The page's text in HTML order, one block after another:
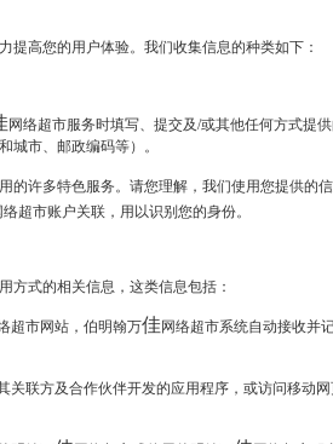
提高您的用户体验。我们收集信息的种类如下：
网络超市服务时填写、提交及/或其他任何方式提
城市、邮政编码等）。
的许多特色服务。请您理解，我们使用您提供的
络超市账户关联，用以识别您的身份。
方式的相关信息，这类信息包括：
超市网站，伯明翰万佳 网络超市系统自动接收并
关联方及合作伙伴开发的应用程序，或访问移动